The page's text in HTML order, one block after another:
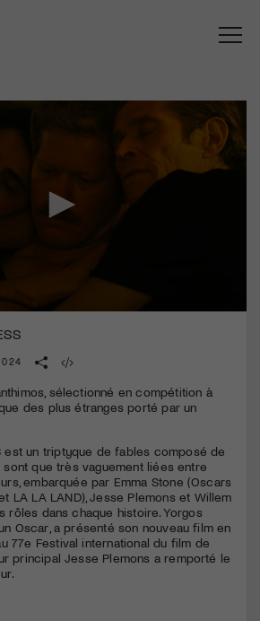
sélectionné en compétition à
des plus étranges porté par un
est un triptyque de fables composé de
que très vaguement liées entre
embarquée par Emma Stone (Oscars
LA LA LAND), Jesse Plemons et Willem
rôles dans chaque histoire. Yorgos
Oscar, a présenté son nouveau film en
77e Festival international du film de
principal Jesse Plemons a remporté le